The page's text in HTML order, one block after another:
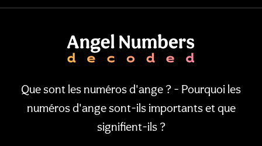
Que sont les numéros d'ange ? - Pourquoi les
numéros d'ange sont-ils importants et que
signifient-ils ?